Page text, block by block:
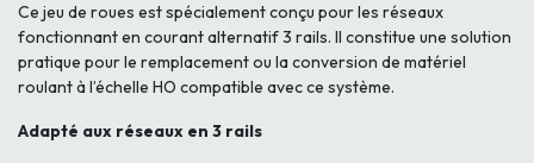
Ce jeu de roues est spécialement conçu pour les réseaux
fonctionnant en courant alternatif 3 rails. Il constitue une solution
pratique pour le remplacement ou la conversion de matériel
roulant à l’échelle HO compatible avec ce système.
Adapté aux réseaux en 3 rails